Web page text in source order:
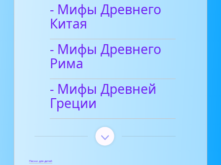
- Мифы Древнего
Китая
- Мифы Древнего
Рима
- Мифы Древней
Греции
Песни для детей